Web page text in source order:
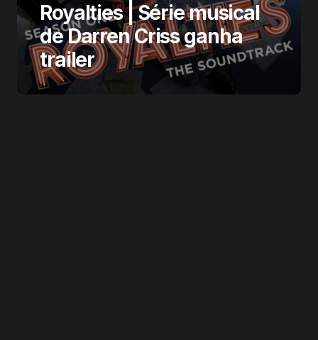
Royalties | Série musical
de Darren Criss ganha
trailer